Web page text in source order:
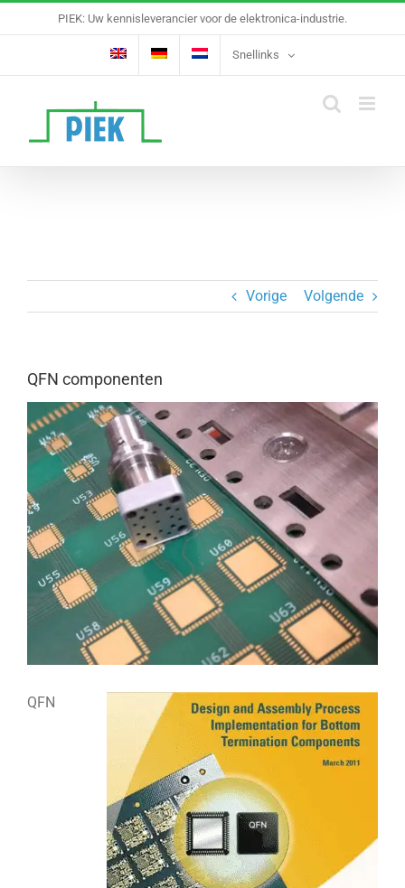
naar
PIEK: Uw kennisleverancier voor de elektronica-industrie.
Snellinks
Vorige Volgende
QFN componenten
Bekijk
grotere
afbeelding
QFN